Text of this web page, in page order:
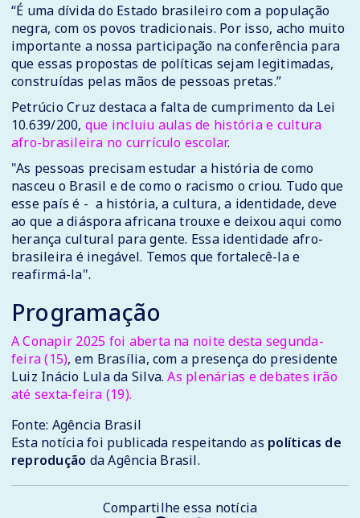
“É uma dívida do Estado brasileiro com a população
negra, com os povos tradicionais. Por isso, acho muito
importante a nossa participação na conferência para
que essas propostas de políticas sejam legitimadas,
construídas pelas mãos de pessoas pretas.”
Petrúcio Cruz destaca a falta de cumprimento da Lei
10.639/200, que incluiu aulas de história e cultura
afro-brasileira no currículo escolar.
"As pessoas precisam estudar a história de como
nasceu o Brasil e de como o racismo o criou. Tudo que
esse país é - a história, a cultura, a identidade, deve
ao que a diáspora africana trouxe e deixou aqui como
herança cultural para gente. Essa identidade afro-
brasileira é inegável. Temos que fortalecê-la e
reafirmá-la".
Programação
A Conapir 2025 foi aberta na noite desta segunda-
feira (15), em Brasília, com a presença do presidente
Luiz Inácio Lula da Silva.As plenárias e debates irão
até sexta-feira (19).​​
Fonte: Agência Brasil
Esta notícia foi publicada respeitando as políticas de
reprodução da Agência Brasil.
Compartilhe essa notícia